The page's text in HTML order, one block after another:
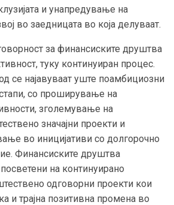
и унапредување на
во заедницата во која делуваат.
за финансиските друштва
туку континуиран процес.
се најавуваат уште поамбициозни
со проширување на
зголемување на
значајни проекти и
во иницијативи со долгорочно
Финансиските друштва
на континуирано
одговорни проекти кои
и трајна позитивна промена во